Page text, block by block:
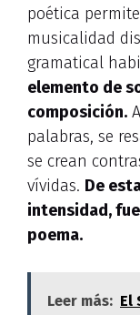
poética
musicalidad
gramatical
elemento de
composición.
palabras, se
se crean
vívidas. De
intensidad,
poema.
Leer más: El